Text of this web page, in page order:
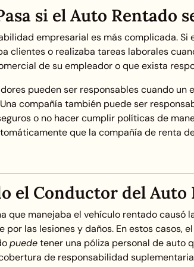
si el Auto Rentado
empresarial es más complicada.
clientes o realizaba tareas laborales
de su empleador o que exista
pueden ser responsables cuando
compañía también puede ser
o no hacer cumplir políticas de
que la compañía de renta
el Conductor del Auto
que manejaba el vehículo rentado causó
por las lesiones y daños. En estos casos,
puedetener una póliza personal de auto
de responsabilidad